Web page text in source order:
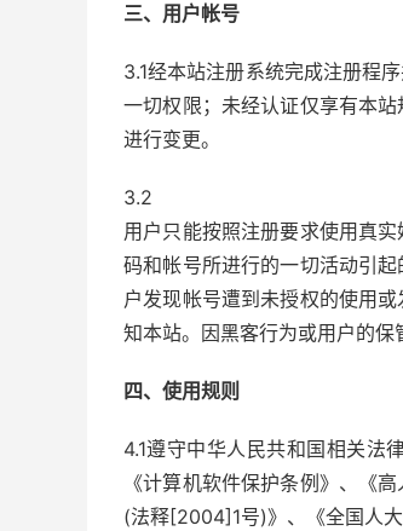
三、用户帐号
3.1经本站注册系统完成注册程
一切权限；未经认证仅享有本
进行变更。
3.2
用户只能按照注册要求使用真
码和帐号所进行的一切活动引
户发现帐号遭到未授权的使用
知本站。因黑客行为或用户的保
四、使用规则
4.1遵守中华人民共和国相关法
《计算机软件保护条例》、《
(法释[2004]1号)》、《全国人